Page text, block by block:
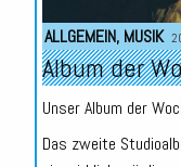
ALLGEMEIN, MUSIK
Album der
Unser Album der
Das zweite